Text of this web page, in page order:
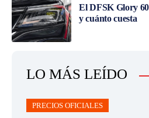
El DFSK Glory
y cuánto cuesta
LO MÁS LEÍDO
PRECIOS OFICIALES